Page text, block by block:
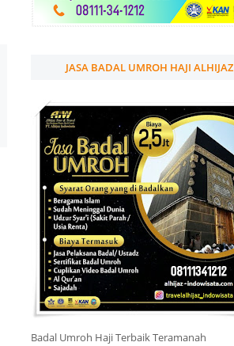
JASA BADAL UMROH HAJI ALHIJAZ
Badal Umroh Haji Terbaik Teramanah